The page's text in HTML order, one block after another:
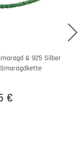
& 925 Silber
€